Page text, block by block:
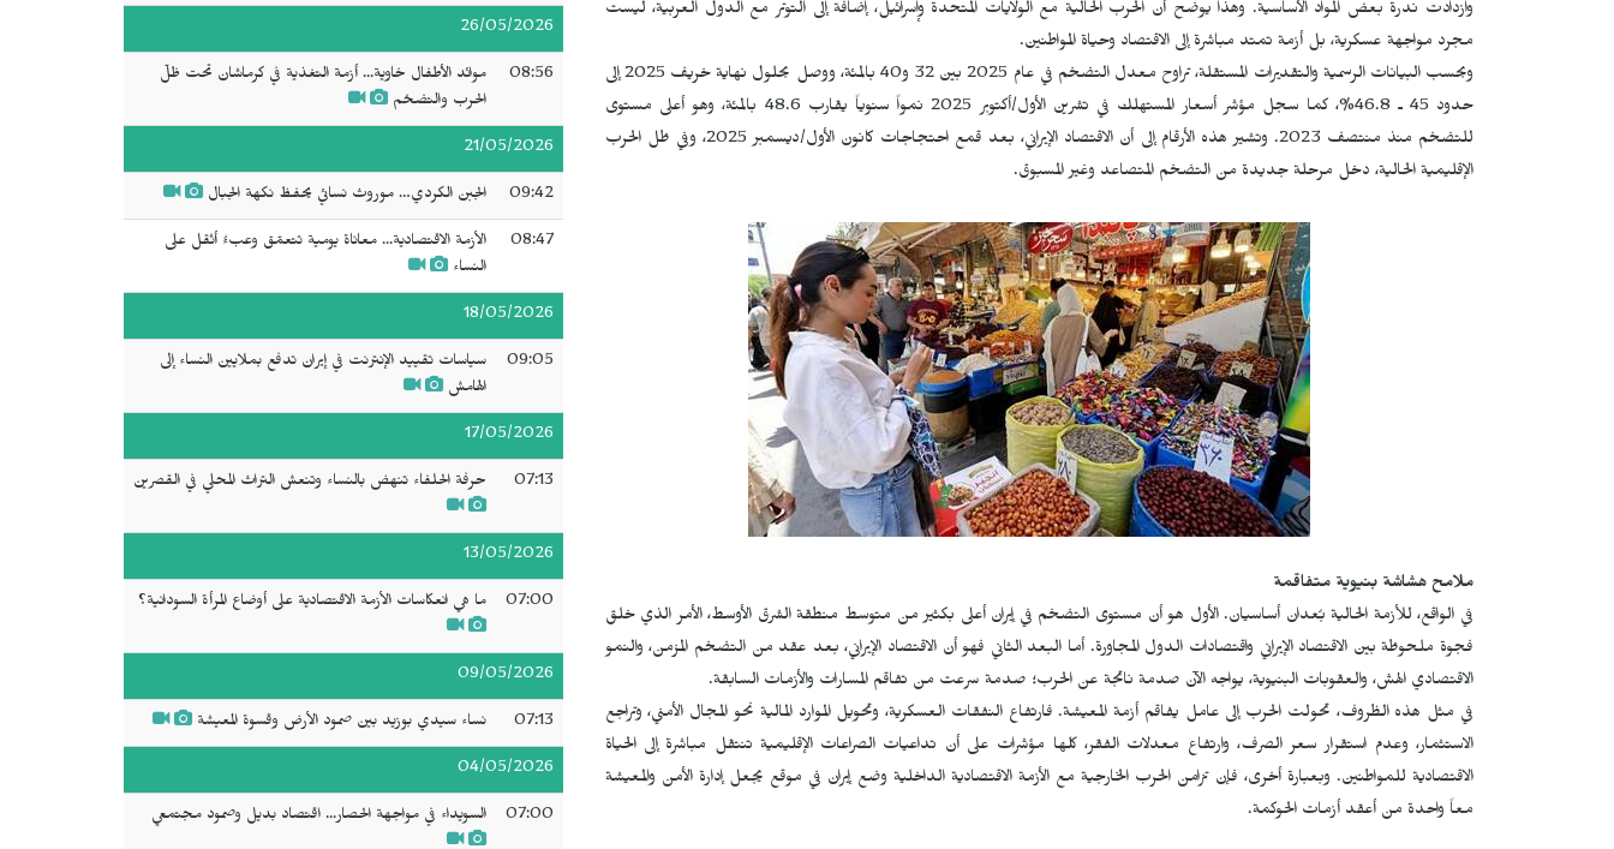
وازدادت ندرة بعض المواد الأساسية. وهذا يوضح أن الحرب الحالية مع الولايات المتحدة وإسرائيل، إضافة إلى التوتر مع الدول العربية، ليست
مجرد مواجهة عسكرية، بل أزمة تمتد مباشرة إلى الاقتصاد وحياة المواطنين.
وبحسب البيانات الرسمية والتقديرات المستقلة، تراوح معدل التضخم في عام 2025 بين 32 و40 بالمئة، ووصل بحلول نهاية خريف 2025 إلى
حدود 45 ـ 46.8%، كما سجل مؤشر أسعار المستهلك في تشرين الأول/أكتوبر 2025 نمواً سنوياً يقارب 48.6 بالمئة، وهو أعلى مستوى
للتضخم منذ منتصف 2023. وتشير هذه الأرقام إلى أن الاقتصاد الإيراني، بعد قمع احتجاجات كانون الأول/ديسمبر 2025، وفي ظل الحرب
الإقليمية الحالية، دخل مرحلة جديدة من التضخم المتصاعد وغير المسبوق.
ملامح هشاشة بنيوية متفاقمة
في الواقع، للأزمة الحالية بُعدان أساسيان. الأول هو أن مستوى التضخم في إيران أعلى بكثير من متوسط منطقة الشرق الأوسط، الأمر الذي خلق
فجوة ملحوظة بين الاقتصاد الإيراني واقتصادات الدول المجاورة. أما البعد الثاني فهو أن الاقتصاد الإيراني، بعد عقد من التضخم المزمن، والنمو
الاقتصادي الهش، والعقوبات البنيوية، يواجه الآن صدمة ناتجة عن الحرب؛ صدمة سرعت من تفاقم المسارات والأزمات السابقة.
في مثل هذه الظروف، تحولت الحرب إلى عامل يفاقم أزمة المعيشة. فارتفاع النفقات العسكرية، وتحويل الموارد المالية نحو المجال الأمني، وتراجع
الاستثمار، وعدم استقرار سعر الصرف، وارتفاع معدلات الفقر، كلها مؤشرات على أن تداعيات الصراعات الإقليمية تنتقل مباشرة إلى الحياة
الاقتصادية للمواطنين. وبعبارة أخرى، فإن تزامن الحرب الخارجية مع الأزمة الاقتصادية الداخلية وضع إيران في موقع يجعل إدارة الأمن والمعيشة
معاً واحدة من أعقد أزمات الحوكمة.
26/05/2026
08:56
موائد الأطفال خاوية... أزمة التغذية في كرماشان تحت ظلّ
الحرب والتضخم
21/05/2026
09:42 الجبن الكردي… موروث نسائي يحفظ نكهة الجبال
08:47
الأزمة الاقتصادية... معاناة يومية تتعمّق وعبءٌ أثقل على
النساء
18/05/2026
09:05
سياسات تقييد الإنترنت في إيران تدفع بملايين النساء إلى
الهامش
17/05/2026
07:13 حرفة الحلفاء تنهض بالنساء وتنعش التراث المحلي في القصرين
13/05/2026
07:00 ما هي انعكاسات الأزمة الاقتصادية على أوضاع المرأة السودانية؟
09/05/2026
07:13 نساء سيدي بوزيد بين صمود الأرض وقسوة المعيشة
04/05/2026
07:00 السويداء في مواجهة الحصار... اقتصاد بديل وصمود مجتمعي